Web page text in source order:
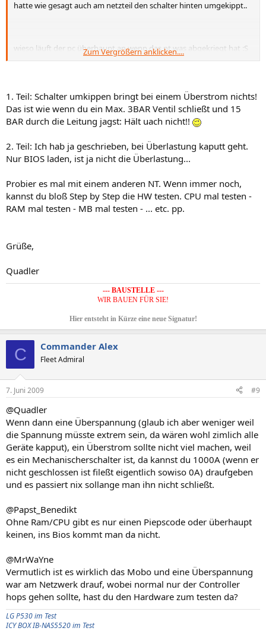
hatte wie gesagt auch am netzteil den schalter hinten umgekippt..
wieso läuft der pc überhaupt an wenn das nt was abgekriegt hat :S
werd ich wohl versuchen das nt mal die nächsten tage zu tauschen
Zum Vergrößern anklicken....
1. Teil: Schalter umkippen bringt bei einem Überstrom nichts!
Das ist wie wenn du ein Max. 3BAR Ventil schließt und 15
BAR durch die Leitung jagst: Hält uach nicht!!
2. Teil: Ich hab ja geschrieben, bei Überlastung kaputt geht.
Nur BIOS laden, ist ja nicht die Überlastung...
Probier es mal mit einem anderen NT. Wenn immer noch,
kannst du bloß Step by Step die HW testen. CPU mal testen -
RAM mal testen - MB mal testen - ... etc. pp.
Grüße,
Quadler
--- BAUSTELLE ---
WIR BAUEN FÜR SIE!
Hier entsteht in Kürze eine neue Signatur!
C Commander Alex
Fleet Admiral
7. Juni 2009 #9
@Quadler
Wenn dann eine Überspannung (glaub ich aber weniger weil
die Spannung müsste extrem sein, da wären wohl zimlich alle
Geräte kapput), ein Überstrom sollte nicht viel machen, weil
es ein Mechanischerschalter ist, da kannst du 1000A (wenn er
nicht geschlossen ist fileßt eigentlich sowiso 0A) draufgeben
und es passiert nix sollange man ihn nicht schließt.
@Papst_Benedikt
Ohne Ram/CPU gibt es nur einen Piepscode oder überhaupt
keinen, ins Bios kommt man da nicht.
@MrWaYne
Vermutlich ist es wirklich das Mobo und eine Überspannung
war am Netzwerk drauf, wobei normal nur der Controller
hops gehen sollte, hast du den Hardware zum testen da?
LG P530 im Test
ICY BOX IB-NAS5520 im Test